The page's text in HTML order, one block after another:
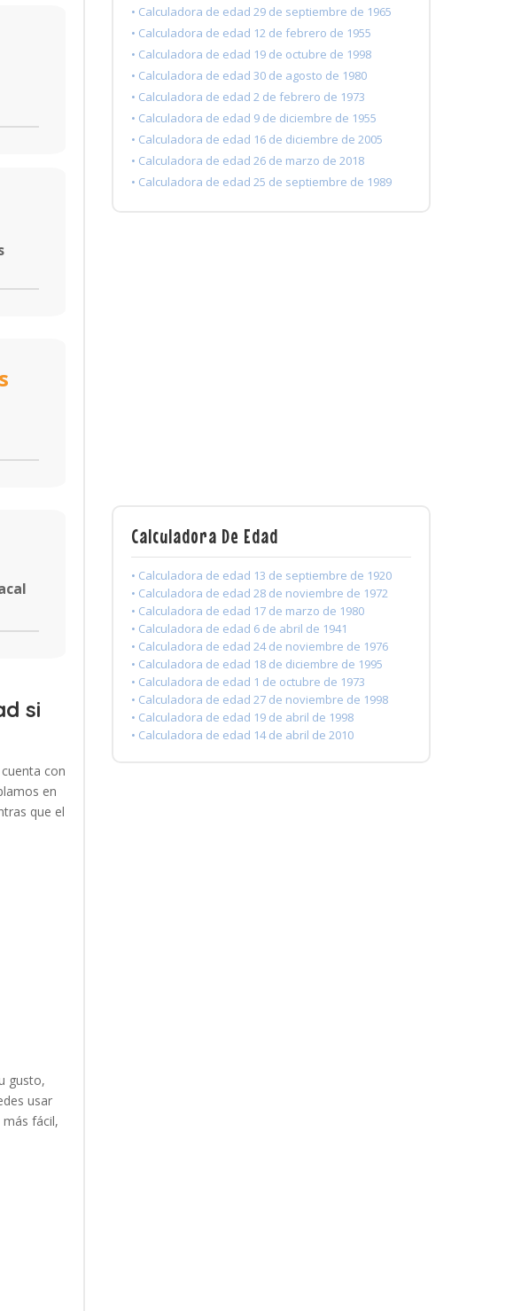
si
con
en
que el
gusto,
usar
fácil,
• Calculadora de edad 29 de septiembre de 1965
• Calculadora de edad 12 de febrero de 1955
• Calculadora de edad 19 de octubre de 1998
• Calculadora de edad 30 de agosto de 1980
• Calculadora de edad 2 de febrero de 1973
• Calculadora de edad 9 de diciembre de 1955
• Calculadora de edad 16 de diciembre de 2005
• Calculadora de edad 26 de marzo de 2018
• Calculadora de edad 25 de septiembre de 1989
Calculadora De Edad
• Calculadora de edad 13 de septiembre de 1920
• Calculadora de edad 28 de noviembre de 1972
• Calculadora de edad 17 de marzo de 1980
• Calculadora de edad 6 de abril de 1941
• Calculadora de edad 24 de noviembre de 1976
• Calculadora de edad 18 de diciembre de 1995
• Calculadora de edad 1 de octubre de 1973
• Calculadora de edad 27 de noviembre de 1998
• Calculadora de edad 19 de abril de 1998
• Calculadora de edad 14 de abril de 2010